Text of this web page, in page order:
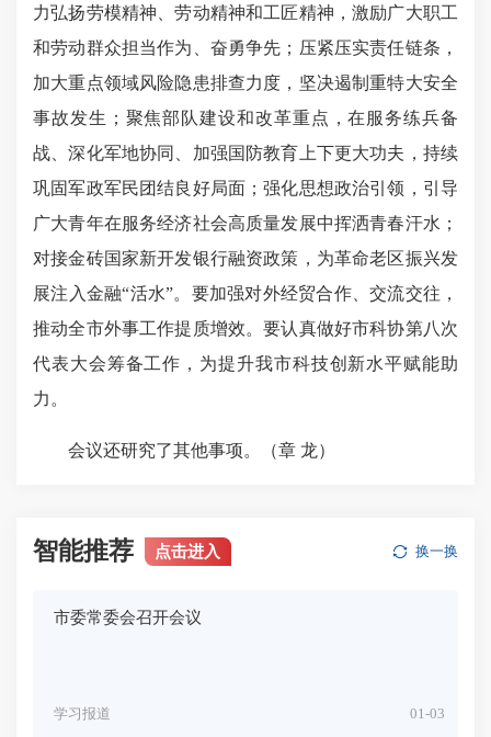
力弘扬劳模精神、劳动精神和工匠精神，激励广大职工
和劳动群众担当作为、奋勇争先；压紧压实责任链条，
加大重点领域风险隐患排查力度，坚决遏制重特大安全
事故发生；聚焦部队建设和改革重点，在服务练兵备
战、深化军地协同、加强国防教育上下更大功夫，持续
巩固军政军民团结良好局面；强化思想政治引领，引导
广大青年在服务经济社会高质量发展中挥洒青春汗水；
对接金砖国家新开发银行融资政策，为革命老区振兴发
展注入金融“活水”。要加强对外经贸合作、交流交往，
推动全市外事工作提质增效。要认真做好市科协第八次
代表大会筹备工作，为提升我市科技创新水平赋能助
力。
会议还研究了其他事项。（章 龙）
智能推荐 点击进入 换一换
市委常委会召开会议
01-03
学习报道